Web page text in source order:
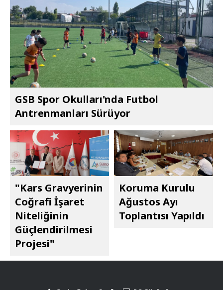
GSB Spor Okulları'nda Futbol
Antrenmanları Sürüyor
"Kars Gravyerinin
Coğrafi İşaret
Niteliğinin
Güçlendirilmesi
Projesi"
Koruma Kurulu
Ağustos Ayı
Toplantısı Yapıldı